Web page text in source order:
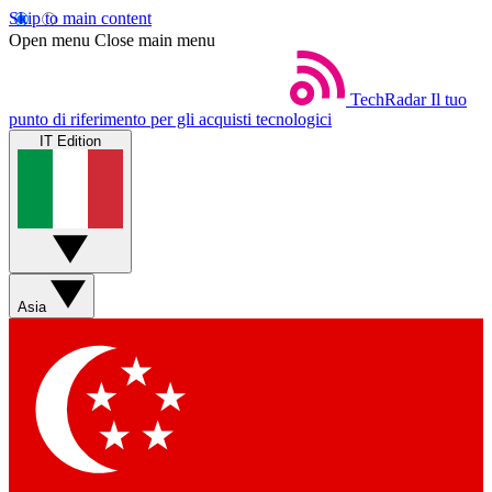
Skip to main content
Open menu Close main menu
TechRadar Il tuo
punto di riferimento per gli acquisti tecnologici
IT Edition
Asia